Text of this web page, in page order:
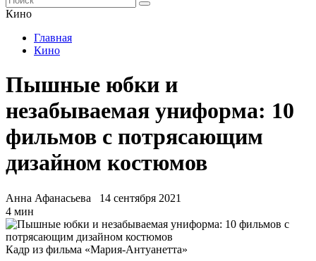
Кино
Главная
Кино
Пышные юбки и
незабываемая униформа: 10
фильмов с потрясающим
дизайном костюмов
Анна Афанасьева
14 сентября 2021
4 мин
Кадр из фильма «Мария-Антуанетта»